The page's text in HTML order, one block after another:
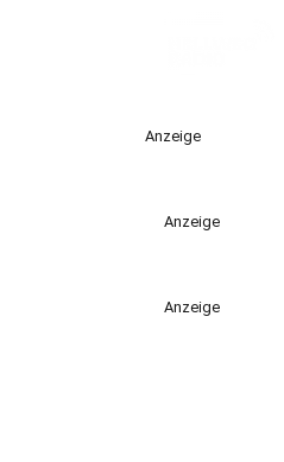
Anzeige
Anzeige
Anzeige